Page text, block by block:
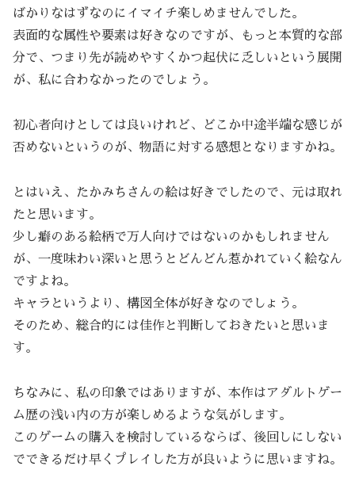
ばかりなはずなのにイマイチ楽しめませんでした。
表面的な属性や要素は好きなのですが、もっと本質的な部
分で、つまり先が読めやすくかつ起伏に乏しいという展開
が、私に合わなかったのでしょう。
初心者向けとしては良いけれど、どこか中途半端な感じが
否めないというのが、物語に対する感想となりますかね。
とはいえ、たかみちさんの絵は好きでしたので、元は取れ
たと思います。
少し癖のある絵柄で万人向けではないのかもしれません
が、一度味わい深いと思うとどんどん惹かれていく絵なん
ですよね。
キャラというより、構図全体が好きなのでしょう。
そのため、総合的には佳作と判断しておきたいと思いま
す。
ちなみに、私の印象ではありますが、本作はアダルトゲー
ム歴の浅い内の方が楽しめるような気がします。
このゲームの購入を検討しているならば、後回しにしない
でできるだけ早くプレイした方が良いように思いますね。